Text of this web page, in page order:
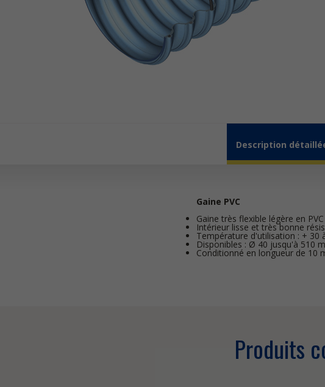
Produits
Description
Gaine PVC
Gaine très flexible légère en
Intérieur lisse et très bonne
Température d'utilisation : + 30
Disponibles : Ø 40 jusqu'à 510
Conditionné en longueur de 10